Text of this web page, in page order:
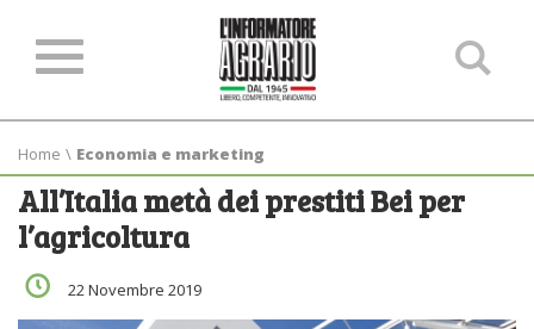
Home \ Economia e marketing
All’Italia metà dei prestiti Bei per
l’agricoltura
22 Novembre 2019